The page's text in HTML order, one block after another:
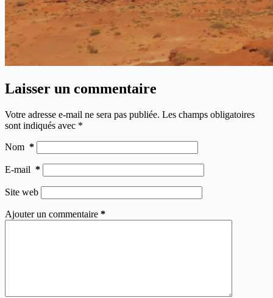
Laisser un commentaire
Votre adresse e-mail ne sera pas publiée. Les champs obligatoires
sont indiqués avec *
Nom *
E-mail *
Site web
Ajouter un commentaire *